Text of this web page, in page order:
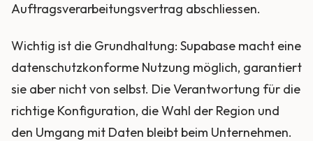
Auftragsverarbeitungsvertrag abschliessen.
Wichtig ist die Grundhaltung: Supabase macht eine
datenschutzkonforme Nutzung möglich, garantiert
sie aber nicht von selbst. Die Verantwortung für die
richtige Konfiguration, die Wahl der Region und
den Umgang mit Daten bleibt beim Unternehmen.